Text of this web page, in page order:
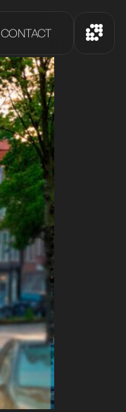
CONTACT